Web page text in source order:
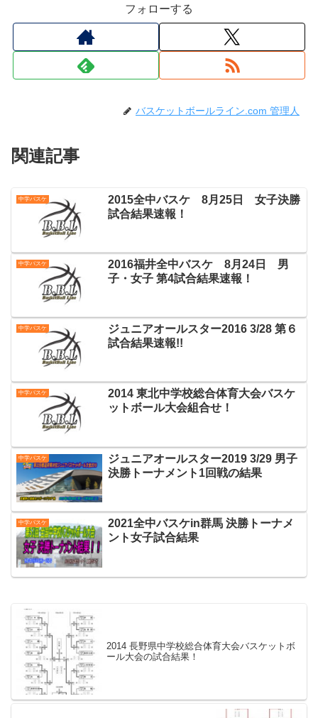
フォローする
バスケットボールライン.com 管理人
関連記事
中学バスケ
2015全中バスケ 8月25日 女子決勝
試合結果速報！
中学バスケ
2016福井全中バスケ 8月24日 男
子・女子 第4試合結果速報！
中学バスケ
ジュニアオールスター2016 3/28 第６
試合結果速報!!
中学バスケ
2014 東北中学校総合体育大会バスケ
ットボール大会組合せ！
中学バスケ
ジュニアオールスター2019 3/29 男子
決勝トーナメント1回戦の結果
中学バスケ
2021全中バスケin群馬 決勝トーナメ
ント女子試合結果
2014 長野県中学校総合体育大会バスケットボ
ール大会の試合結果！